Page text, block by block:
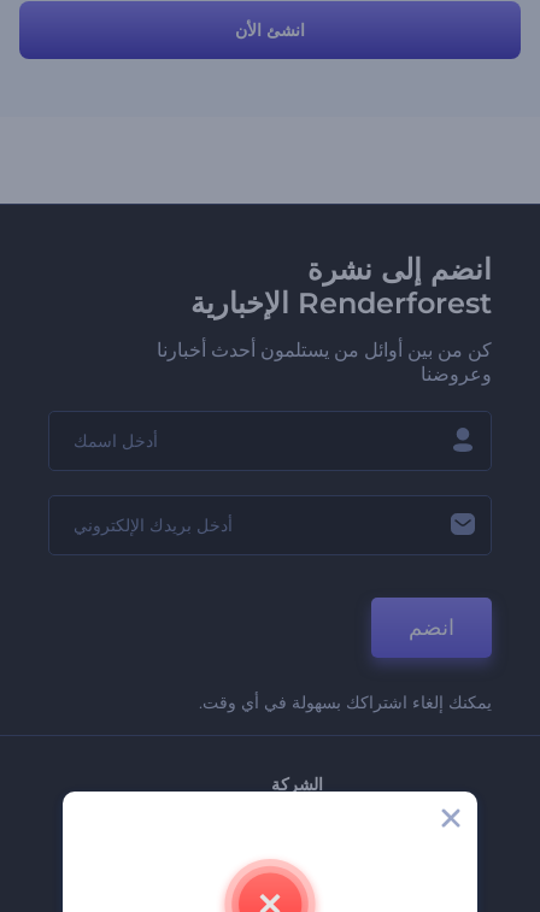
انشئ الأن
انضم إلى نشرة
Renderforest الإخبارية
كن من بين أوائل من يستلمون أحدث أخبارنا
وعروضنا
انضم
يمكنك إلغاء اشتراكك بسهولة في أي وقت.
الشركة
اتصل بنا
وظائف